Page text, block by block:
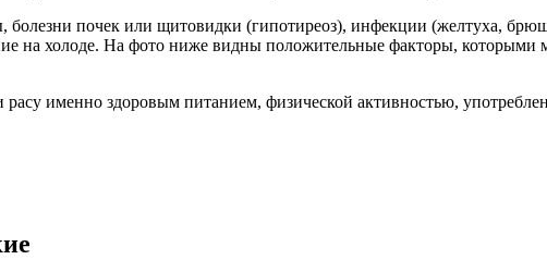
болезни почек или щитовидки (гипотиреоз), инфекции (желтуха,
на холоде. На фото ниже видны положительные факторы, которыми
именно здоровым питанием, физической активностью,